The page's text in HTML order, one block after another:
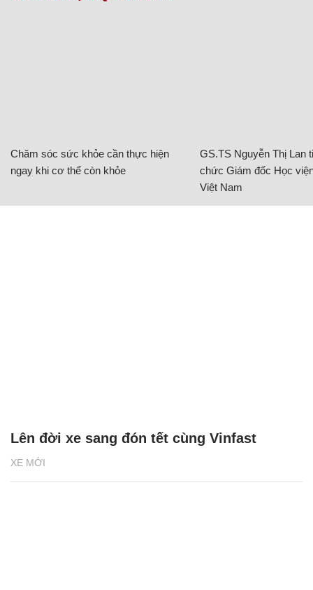
Chăm sóc sức khỏe cần thực hiện
ngay khi cơ thể còn khỏe
GS.TS Nguyễn Thị Lan
chức Giám đốc Học
Việt Nam
XE MỚI
Lên đời xe sang đón tết cùng Vinfast